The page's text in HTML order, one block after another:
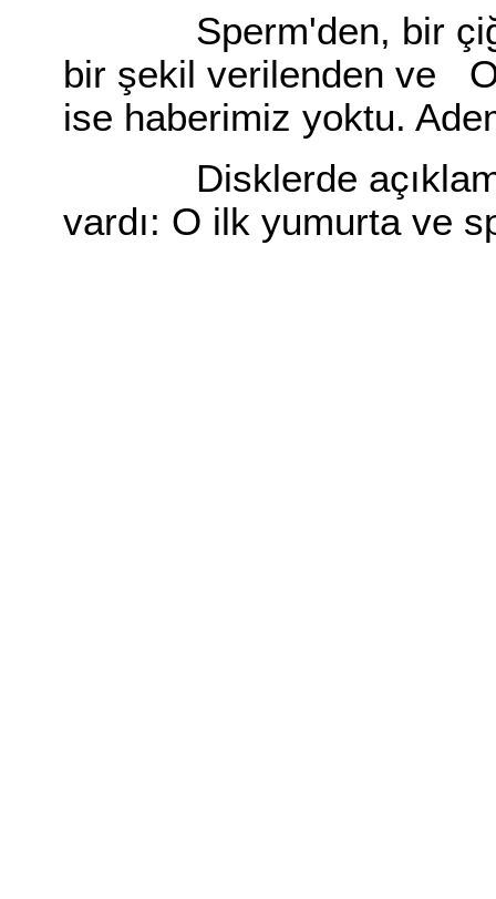
Sperm'den, bir
bir şekil verilenden ve
ise haberimiz yoktu.
Disklerde
vardı: O ilk yumurta ve